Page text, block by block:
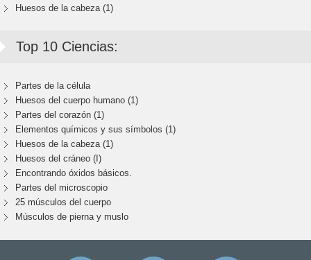
Huesos de la cabeza (1)
Top 10 Ciencias:
Partes de la célula
Huesos del cuerpo humano (1)
Partes del corazón (1)
Elementos químicos y sus símbolos (1)
Huesos de la cabeza (1)
Huesos del cráneo (I)
Encontrando óxidos básicos.
Partes del microscopio
25 músculos del cuerpo
Músculos de pierna y muslo